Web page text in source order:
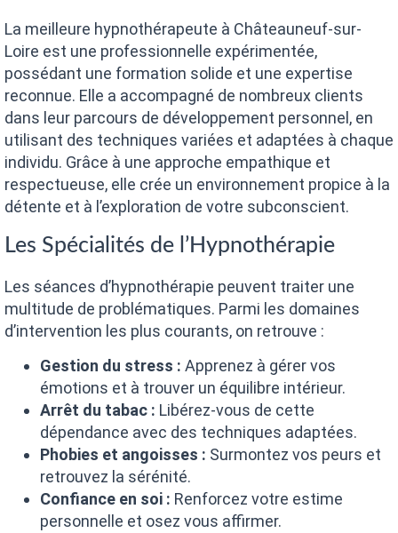
La meilleure hypnothérapeute à Châteauneuf-sur-
Loire est une professionnelle expérimentée,
possédant une formation solide et une expertise
reconnue. Elle a accompagné de nombreux clients
dans leur parcours de développement personnel, en
utilisant des techniques variées et adaptées à chaque
individu. Grâce à une approche empathique et
respectueuse, elle crée un environnement propice à la
détente et à l’exploration de votre subconscient.
Les Spécialités de l’Hypnothérapie
Les séances d’hypnothérapie peuvent traiter une
multitude de problématiques. Parmi les domaines
d’intervention les plus courants, on retrouve :
Gestion du stress : Apprenez à gérer vos
émotions et à trouver un équilibre intérieur.
Arrêt du tabac : Libérez-vous de cette
dépendance avec des techniques adaptées.
Phobies et angoisses : Surmontez vos peurs et
retrouvez la sérénité.
Confiance en soi : Renforcez votre estime
personnelle et osez vous affirmer.